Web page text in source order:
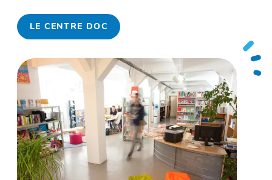
LE CENTRE DOC